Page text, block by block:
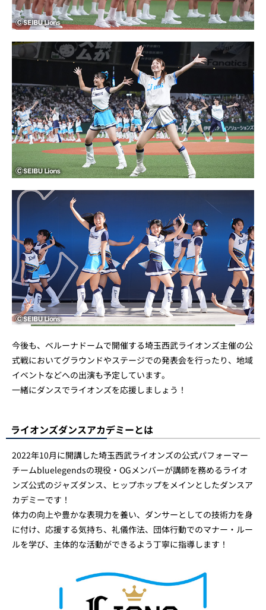
今後も、ベルーナドームで開催する埼玉西武ライオンズ主催の公
式戦においてグラウンドやステージでの発表会を行ったり、地域
イベントなどへの出演も予定しています。​
一緒にダンスでライオンズを応援しましょう！
ライオンズダンスアカデミーとは
2022年10月に開講した埼玉西武ライオンズの公式パフォーマー
チームbluelegendsの現役・OGメンバーが講師を務めるライオ
ンズ公式のジャズダンス、ヒップホップをメインとしたダンスア
カデミーです！
体力の向上や豊かな表現力を養い、ダンサーとしての技術力を身
に付け、応援する気持ち、礼儀作法、団体行動でのマナー・ルー
ルを学び、主体的な活動ができるよう丁寧に指導します！